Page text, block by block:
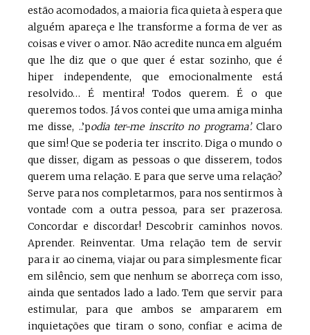
estão acomodados, a maioria fica quieta à espera que
alguém apareça e lhe transforme a forma de ver as
coisas e viver o amor. Não acredite nunca em alguém
que lhe diz que o que quer é estar sozinho, que é
hiper independente, que emocionalmente está
resolvido… É mentira! Todos querem. É o que
queremos todos. Já vos contei que uma amiga minha
me disse, ..’podia ter-me inscrito no programa’.Claro
que sim! Que se poderia ter inscrito. Diga o mundo o
que disser, digam as pessoas o que disserem, todos
querem uma relação. E para que serve uma relação?
Serve para nos completarmos, para nos sentirmos à
vontade com a outra pessoa, para ser prazerosa.
Concordar e discordar! Descobrir caminhos novos.
Aprender. Reinventar. Uma relação tem de servir
para ir ao cinema, viajar ou para simplesmente ficar
em silêncio, sem que nenhum se aborreça com isso,
ainda que sentados lado a lado. Tem que servir para
estimular, para que ambos se ampararem em
inquietações que tiram o sono, confiar e acima de